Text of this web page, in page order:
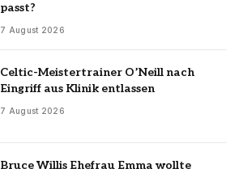
passt?
7 August 2026
Celtic-Meistertrainer O’Neill nach
Eingriff aus Klinik entlassen
7 August 2026
Bruce Willis Ehefrau Emma wollte